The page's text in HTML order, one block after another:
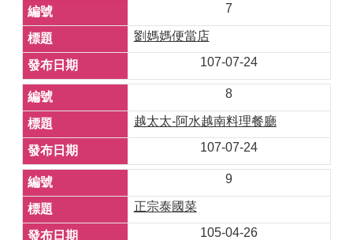
7
劉媽媽便當店
107-07-24
8
越太太-阿水越南料理餐廳
107-07-24
9
正宗泰國菜
105-04-26